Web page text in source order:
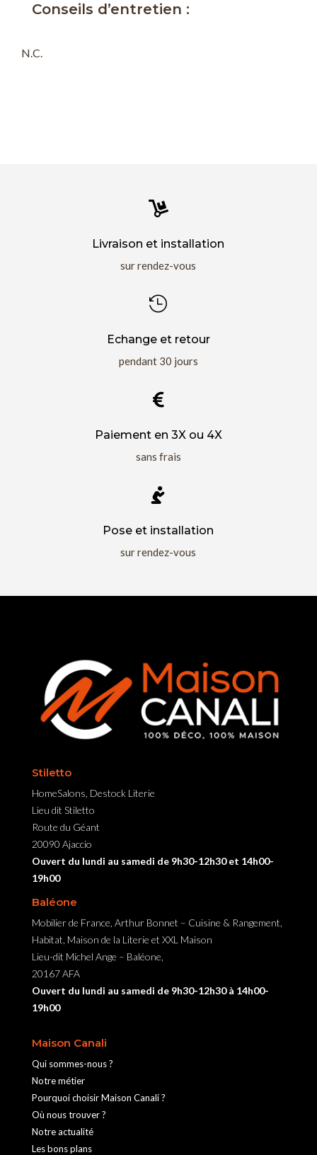
Conseils d’entretien :
N.C.

Livraison et installation
sur rendez-vous

Echange et retour
pendant 30 jours

Paiement en 3X ou 4X
sans frais

Pose et installation
sur rendez-vous
Stiletto
HomeSalons, Destock Literie
Lieu dit Stiletto
Route du Géant
20090 Ajaccio
Ouvert du lundi au samedi de 9h30-12h30 et 14h00-
19h00
Baléone
Mobilier de France, Arthur Bonnet – Cuisine & Rangement,
Habitat, Maison de la Literie et XXL Maison
Lieu-dit Michel Ange – Baléone,
20167 AFA
Ouvert du lundi au samedi de 9h30-12h30 à 14h00-
19h00
Maison Canali
Qui sommes-nous ?
Notre métier
Pourquoi choisir Maison Canali ?
Où nous trouver ?
Notre actualité
Les bons plans